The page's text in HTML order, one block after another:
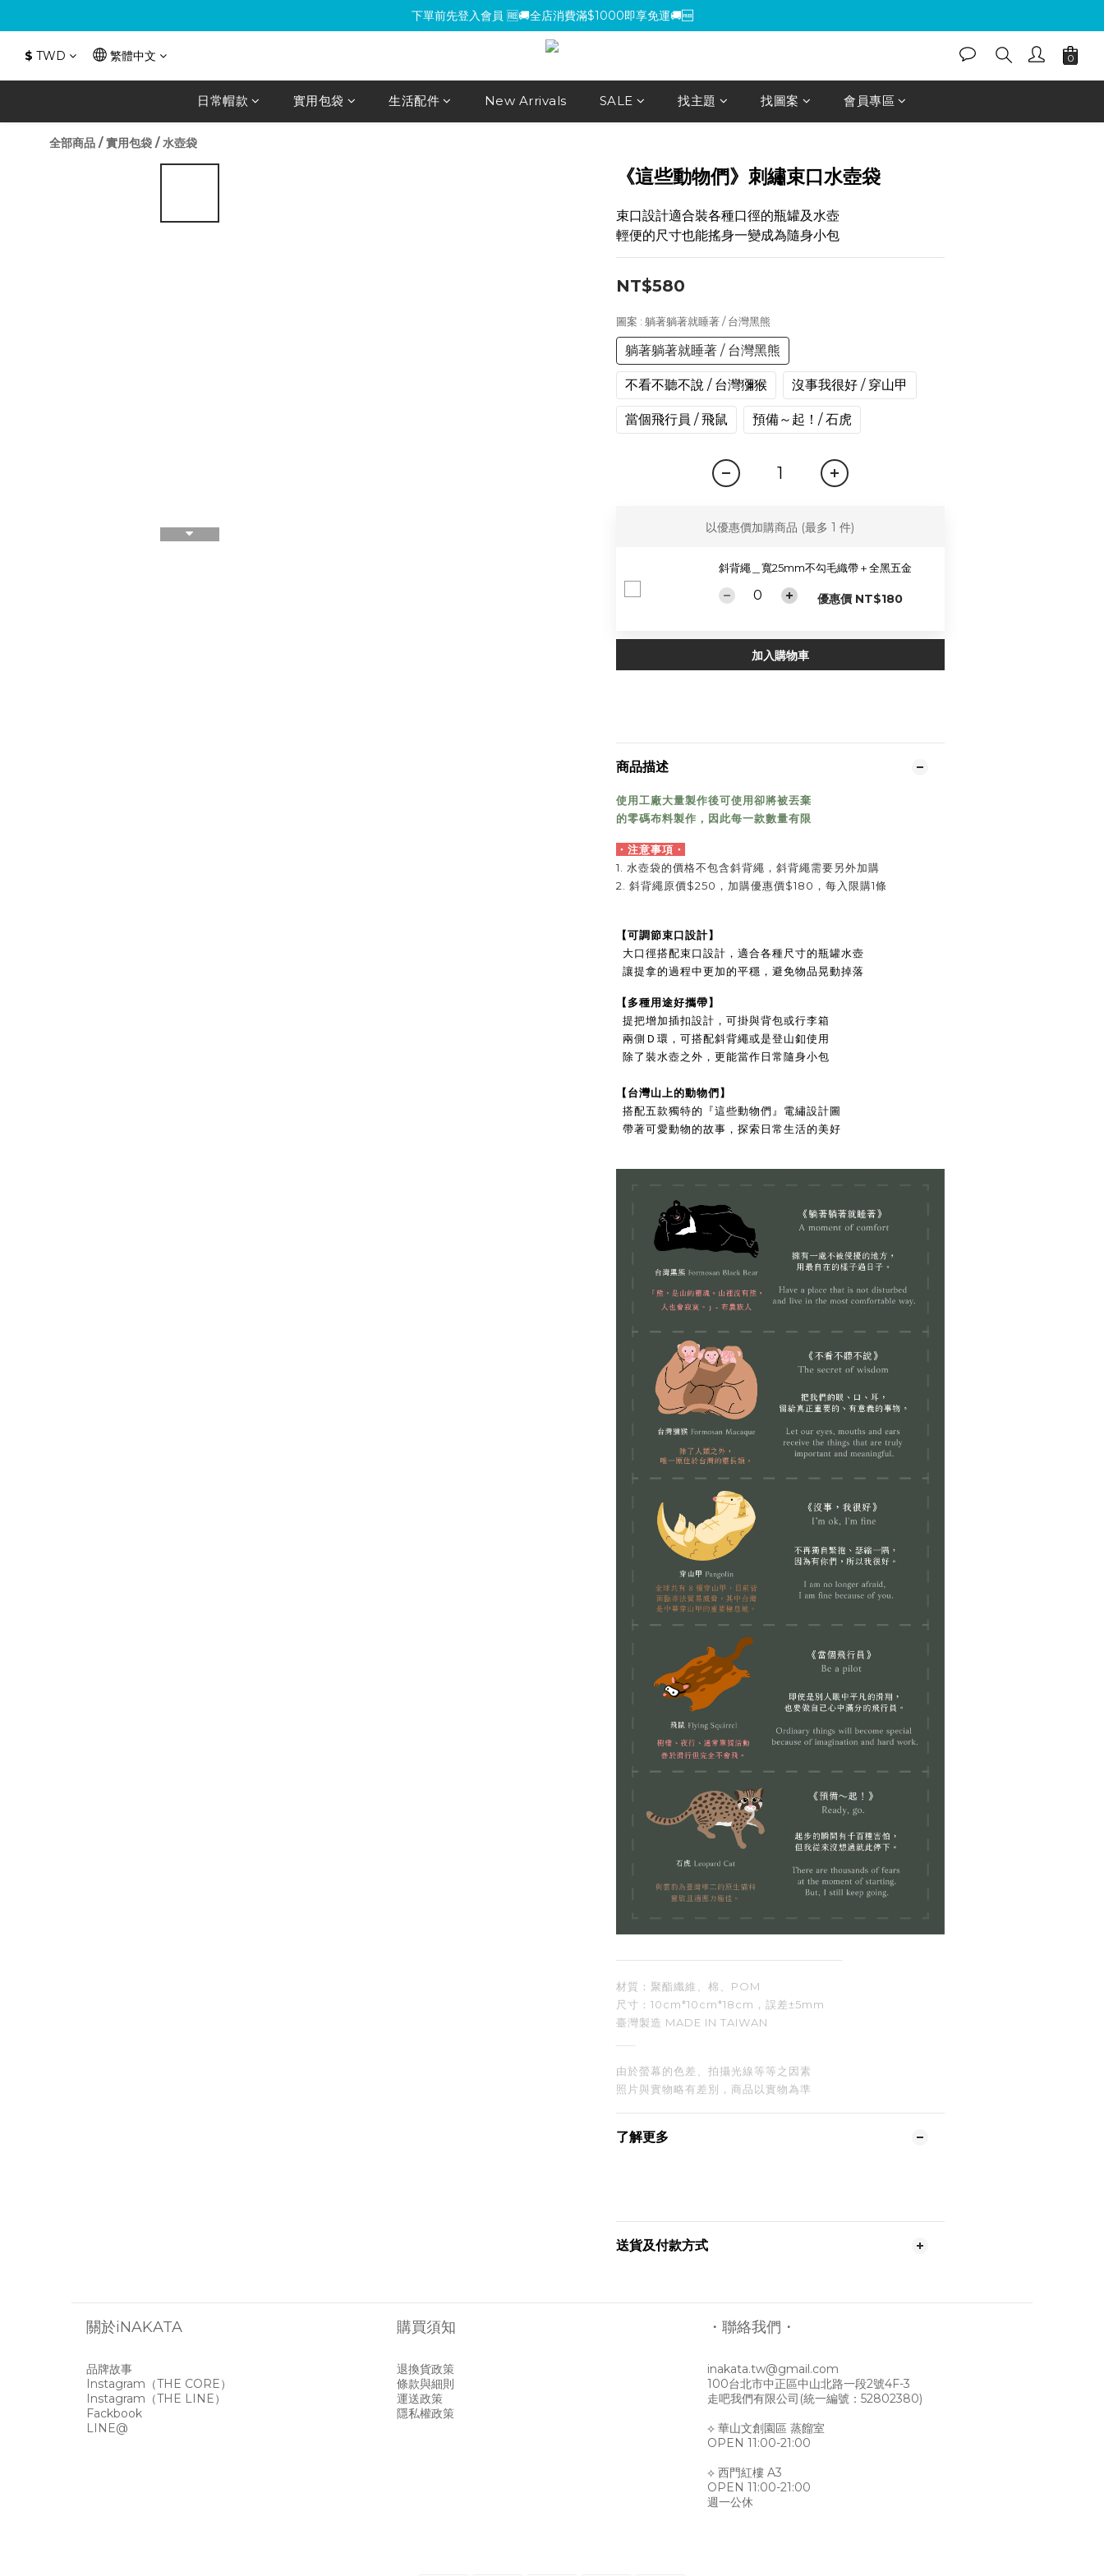
下單前先登入會員 🆓🚚全店消費滿$1000即享免運🚚🆓
下單前先登入會員 🆓🚚全店消費滿$1000即享免運🚚🆓
【環保杯套優惠】指定系列任選 2 件 即減 NT$200 ，買越多省越多！
【買包送氈】購買小方包、mini包系列，即贈魔鬼氈（隨機款式）
下單前先登入會員 🆓🚚全店消費滿$1000即享免運🚚🆓
$ TWD 繁體中文
日常帽款 實用包袋 生活配件 New Arrivals SALE 找主題 找圖案 會員專區
全部商品 /實用包袋 /水壺袋
《這些動物們》刺繡束口水壺袋
束口設計適合裝各種口徑的瓶罐及水壺
輕便的尺寸也能搖身一變成為隨身小包
NT$580
圖案 : 躺著躺著就睡著 / 台灣黑熊
躺著躺著就睡著 / 台灣黑熊
不看不聽不說 / 台灣獼猴 沒事我很好 / 穿山甲
當個飛行員 / 飛鼠 預備～起！/ 石虎
以優惠價加購商品 (最多 1 件)
斜背繩＿寬25mm不勾毛織帶＋全黑五金
優惠價 NT$180
加入購物車
商品描述
使用工廠大量製作後可使用卻將被丟棄
的零碼布料製作，因此每一款數量有限
・注意事項 ・
1.
水壺袋的價格不包含斜背繩， 斜背繩需要另外加購
2.
斜背繩原價$250，加購優惠價$180，每入限購1條
【可調節束口設計】
大口徑搭配束口設計， 適合各種尺寸的瓶罐水壺
讓提拿的過程中更加的平穩， 避免物品晃動掉落
【多種用途好攜帶】
提把增加插扣設計，可掛與背包或行李箱
兩側Ｄ環，可搭配斜背繩或是登山釦使用
除了裝水壺之外， 更能當作日常隨身小包
【台灣山上的動物們】
搭配五款獨特的『這些動物們』電繡設計圖
帶著可愛動物的故事，探索日常生活的美好
材質：聚酯纖維、棉、POM
尺寸：10cm*10cm*18cm ，誤差±5mm
臺灣製造 MADE IN TAIWAN
由於螢幕的色差、拍攝光線等等之因素
照片與實物略有差別， 商品以實物為準
了解更多
送貨及付款方式
關於iNAKATA
品牌故事
Instagram （THE CORE）
Instagram （THE LINE）
Fackbook
LINE@
購買須知
退換貨政策
條款與細則
運送政策
隱私權政策
・聯絡我們・
inakata.tw@gmail.com
100台北市中正區中山北路一段2號4F-3
走吧我們有限公司(統一編號：52802380)
⟡ 華山文創園區 蒸餾室
OPEN 11:00-21:00
⟡ 西門紅樓 A3
OPEN 11:00-21:00
週一公休